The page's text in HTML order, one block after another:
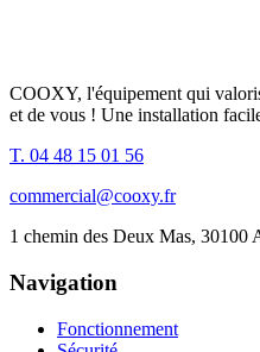
COOXY, l'équipement qui
et de vous ! Une installation
T. 04 48 15 01 56
commercial@cooxy.fr
1 chemin des Deux Mas, 30100
Navigation
Fonctionnement